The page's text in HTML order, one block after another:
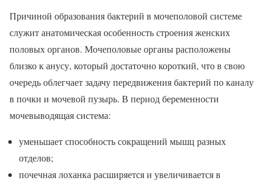
Причиной образования бактерий в мочеполовой системе
служит анатомическая особенность строения женских
половых органов. Мочеполовые органы расположены
близко к анусу, который достаточно короткий, что в свою
очередь облегчает задачу передвижения бактерий по каналу
в почки и мочевой пузырь. В период беременности
мочевыводящая система:
уменьшает способность сокращений мышц разных
отделов;
почечная лоханка расширяется и увеличивается в